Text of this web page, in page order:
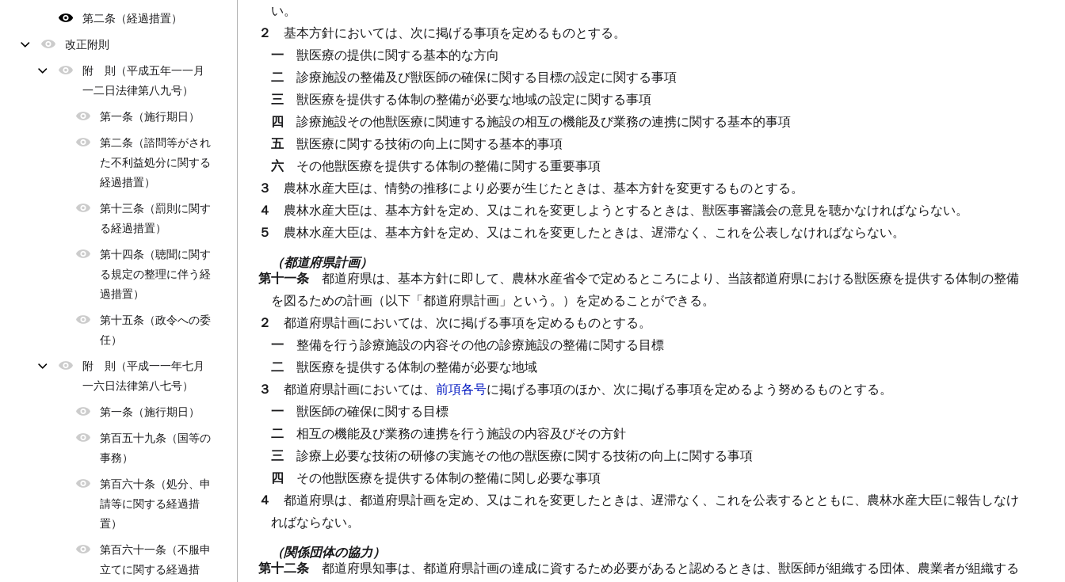
第二条（経過措置）
改正附則
附 則（平成五年一一月
一二日法律第八九号）
第一条（施行期日）
第二条（諮問等がされ
た不利益処分に関する
経過措置）
第十三条（罰則に関す
る経過措置）
第十四条（聴聞に関す
る規定の整理に伴う経
過措置）
第十五条（政令への委
任）
附 則（平成一一年七月
一六日法律第八七号）
第一条（施行期日）
第百五十九条（国等の
事務）
第百六十条（処分、申
請等に関する経過措
置）
第百六十一条（不服申
立てに関する経過措
い。
２ 基本方針においては、次に掲げる事項を定めるものとする。
一 獣医療の提供に関する基本的な方向
二 診療施設の整備及び獣医師の確保に関する目標の設定に関する事項
三 獣医療を提供する体制の整備が必要な地域の設定に関する事項
四 診療施設その他獣医療に関連する施設の相互の機能及び業務の連携に関する基本的事項
五 獣医療に関する技術の向上に関する基本的事項
六 その他獣医療を提供する体制の整備に関する重要事項
３ 農林水産大臣は、情勢の推移により必要が生じたときは、基本方針を変更するものとする。
４ 農林水産大臣は、基本方針を定め、又はこれを変更しようとするときは、獣医事審議会の意見を聴かなければならない。
５ 農林水産大臣は、基本方針を定め、又はこれを変更したときは、遅滞なく、これを公表しなければならない。
（都道府県計画）
第十一条 都道府県は、基本方針に即して、農林水産省令で定めるところにより、当該都道府県における獣医療を提供する体制の整備
を図るための計画（以下「都道府県計画」という。）を定めることができる。
２ 都道府県計画においては、次に掲げる事項を定めるものとする。
一 整備を行う診療施設の内容その他の診療施設の整備に関する目標
二 獣医療を提供する体制の整備が必要な地域
３ 都道府県計画においては、 前項各号に掲げる事項のほか、次に掲げる事項を定めるよう努めるものとする。
一 獣医師の確保に関する目標
二 相互の機能及び業務の連携を行う施設の内容及びその方針
三 診療上必要な技術の研修の実施その他の獣医療に関する技術の向上に関する事項
四 その他獣医療を提供する体制の整備に関し必要な事項
４ 都道府県は、都道府県計画を定め、又はこれを変更したときは、遅滞なく、これを公表するとともに、農林水産大臣に報告しなけ
ればならない。
（関係団体の協力）
第十二条 都道府県知事は、都道府県計画の達成に資するため必要があると認めるときは、獣医師が組織する団体、農業者が組織する